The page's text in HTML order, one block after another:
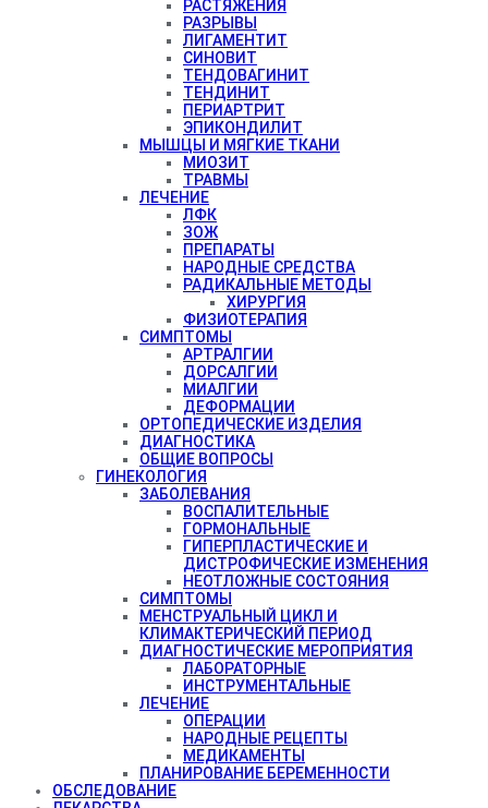
РАСТЯЖЕНИЯ
РАЗРЫВЫ
ЛИГАМЕНТИТ
СИНОВИТ
ТЕНДОВАГИНИТ
ТЕНДИНИТ
ПЕРИАРТРИТ
ЭПИКОНДИЛИТ
МЫШЦЫ И МЯГКИЕ ТКАНИ
МИОЗИТ
ТРАВМЫ
ЛЕЧЕНИЕ
ЛФК
ЗОЖ
ПРЕПАРАТЫ
НАРОДНЫЕ СРЕДСТВА
РАДИКАЛЬНЫЕ МЕТОДЫ
ХИРУРГИЯ
ФИЗИОТЕРАПИЯ
СИМПТОМЫ
АРТРАЛГИИ
ДОРСАЛГИИ
МИАЛГИИ
ДЕФОРМАЦИИ
ОРТОПЕДИЧЕСКИЕ ИЗДЕЛИЯ
ДИАГНОСТИКА
ОБЩИЕ ВОПРОСЫ
ГИНЕКОЛОГИЯ
ЗАБОЛЕВАНИЯ
ВОСПАЛИТЕЛЬНЫЕ
ГОРМОНАЛЬНЫЕ
ГИПЕРПЛАСТИЧЕСКИЕ И
ДИСТРОФИЧЕСКИЕ ИЗМЕНЕНИЯ
НЕОТЛОЖНЫЕ СОСТОЯНИЯ
СИМПТОМЫ
МЕНСТРУАЛЬНЫЙ ЦИКЛ И
КЛИМАКТЕРИЧЕСКИЙ ПЕРИОД
ДИАГНОСТИЧЕСКИЕ МЕРОПРИЯТИЯ
ЛАБОРАТОРНЫЕ
ИНСТРУМЕНТАЛЬНЫЕ
ЛЕЧЕНИЕ
ОПЕРАЦИИ
НАРОДНЫЕ РЕЦЕПТЫ
МЕДИКАМЕНТЫ
ПЛАНИРОВАНИЕ БЕРЕМЕННОСТИ
ОБСЛЕДОВАНИЕ